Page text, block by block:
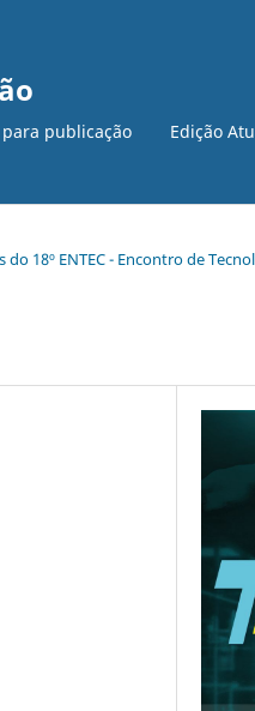
publicação Edição
18º ENTEC - Encontro de